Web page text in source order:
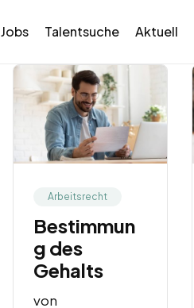
Jobs Talentsuche Aktuell
Arbeitsrecht
Bestimmun
g des
Gehalts
von